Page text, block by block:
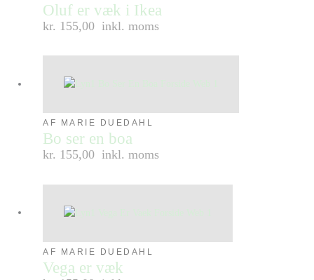
Oluf er væk i Ikea
kr. 155,00 inkl. moms
AF MARIE DUEDAHL
Bo ser en boa
kr. 155,00 inkl. moms
AF MARIE DUEDAHL
Vega er væk